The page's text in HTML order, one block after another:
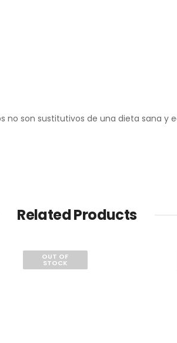
son sustitutivos de una dieta sana y
Related Products
OUT OF
STOCK